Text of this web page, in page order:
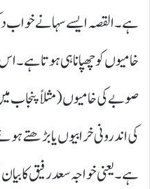
ہے۔ القصہ ایسے سہانے خواب
خامیوں کو چھپانا ہی ہوتا ہے۔
صوبے کی خامیوں ( مثلاً پنجاب
کی اندرونی خرابیوں یا بڑھتے
ہے۔ یعنی خواجہ سعد رفیق کا